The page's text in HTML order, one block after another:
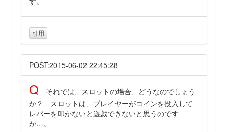
引用
POST:2015-06-02 22:45:28
Q それでは、スロットの場合、どうなのでしょう
か？ スロットは、プレイヤーがコインを投入して
レバーを叩かないと遊戯できないと思うのです
が…。